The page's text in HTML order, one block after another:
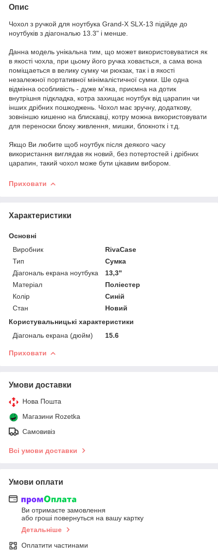
Опис
Чохол з ручкой для ноутбука Grand-X SLX-13 підійде до
ноутбуків з діагональю 13.3" і менше.
Данна модель унікальна тим, що может використовуватися як
в якості чохла, при цьому його ручка ховається, а сама вона
поміщаеться в велику сумку чи рюкзак, так і в якості
незалежної портативної мінімалістичної сумки. Ше одна
відмінна особливість - дуже м'яка, приємна на дотик
внутрішня підкладка, котра захищає ноутбук від царапин чи
інших дрібних пошкоджень. Чохол має зручну, додаткову,
зовніншю кишеню на блискавці, котру можна використовувати
для переноски блоку живлення, мишки, блокнотк і т.д.
Якщо Ви любите щоб ноутбук після деякого часу
використання виглядав як новий, без потертостей і дрібних
царапин, такий чохол може бути цікавим вибором.
Приховати
Характеристики
Основні
Виробник
RivaCase
Тип
Сумка
Діагональ екрана ноутбука
13,3"
Матеріал
Поліестер
Колір
Синій
Стан
Новий
Користувальницькі характеристики
Діагональ екрана (дюйм)
15.6
Приховати
Умови доставки
Нова Пошта
Магазини Rozetka
Самовивіз
Всі умови доставки
Умови оплати
Ви отримаєте замовлення
або гроші повернуться на вашу картку
Детальніше
Оплатити частинами